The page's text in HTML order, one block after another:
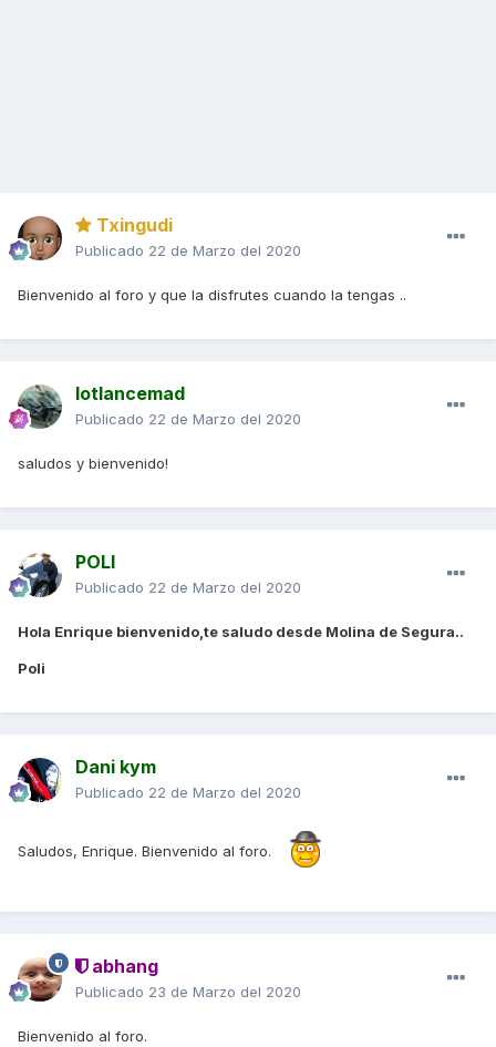
Txingudi
Publicado 22 de Marzo del 2020
Bienvenido al foro y que la disfrutes cuando la tengas ..
lotlancemad
Publicado 22 de Marzo del 2020
saludos y bienvenido!
POLI
Publicado 22 de Marzo del 2020
Hola Enrique bienvenido,te saludo desde Molina de Segura..
Poli
Dani kym
Publicado 22 de Marzo del 2020
Saludos, Enrique. Bienvenido al foro.
abhang
Publicado 23 de Marzo del 2020
Bienvenido al foro.